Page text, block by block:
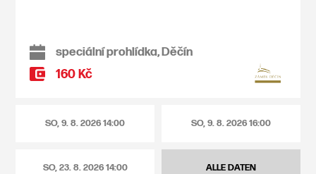
speciální prohlídka, Děčín
160 Kč
SO, 9. 8. 202614:00 SO, 9. 8. 202616:00
SO, 23. 8. 202614:00 ALLE DATEN